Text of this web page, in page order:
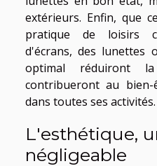
extérieurs. Enfin, que
pratique de loisirs
d'écrans, des lunettes
optimal réduiront
contribueront au
dans toutes ses activités.
L'esthétique,
négligeable